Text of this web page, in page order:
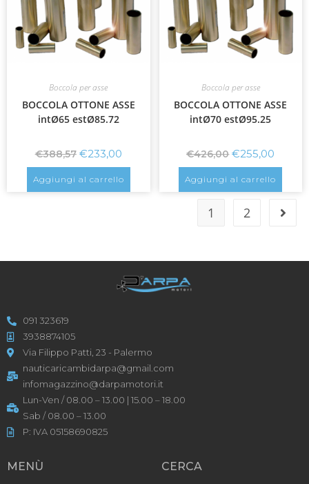
Boccola per asse
BOCCOLA OTTONE ASSE
intØ65 estØ85.72
€388,57 €233,00
Aggiungi al carrello
Boccola per asse
BOCCOLA OTTONE ASSE
intØ70 estØ95.25
€426,00 €255,00
Aggiungi al carrello
1 2
091 323619
3938874105
Via Filippo Patti, 23 - Palermo
nauticaricambidarpa@gmail.com
infomagazzino@darpamotori.it
Lun-Ven / 08.00 – 13.00 | 15.00 – 18.00
Sab / 08.00 – 13.00
P: IVA 05158690825
MENÙ CERCA